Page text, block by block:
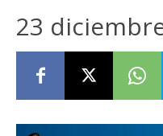
23